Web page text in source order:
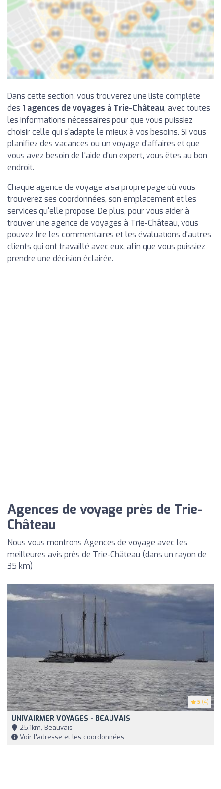
Dans cette section, vous trouverez une liste complète
des 1 agences de voyages à Trie-Château, avec toutes
les informations nécessaires pour que vous puissiez
choisir celle qui s'adapte le mieux à vos besoins. Si vous
planifiez des vacances ou un voyage d'affaires et que
vous avez besoin de l'aide d'un expert, vous êtes au bon
endroit.
Chaque agence de voyage a sa propre page où vous
trouverez ses coordonnées, son emplacement et les
services qu'elle propose. De plus, pour vous aider à
trouver une agence de voyages à Trie-Château, vous
pouvez lire les commentaires et les évaluations d'autres
clients qui ont travaillé avec eux, afin que vous puissiez
prendre une décision éclairée.
Agences de voyage près de Trie-
Château
Nous vous montrons Agences de voyage avec les
meilleures avis près de Trie-Château (dans un rayon de
35 km)
5 (4)
UNIVAIRMER VOYAGES - BEAUVAIS
25,1km, Beauvais
Voir l'adresse et les coordonnées